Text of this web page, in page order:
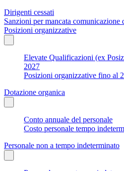
Dirigenti cessati
Sanzioni per mancata comunicazione
Posizioni organizzative
Elevate Qualificazioni (ex
2027
Posizioni organizzative fino al
Dotazione organica
Conto annuale del personale
Costo personale tempo
Personale non a tempo indeterminato